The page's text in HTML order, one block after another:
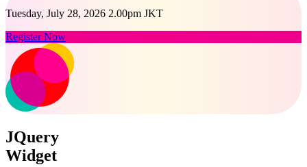
Tuesday, July 28, 2026 2.00pm JKT
Register Now
JQuery
Widget